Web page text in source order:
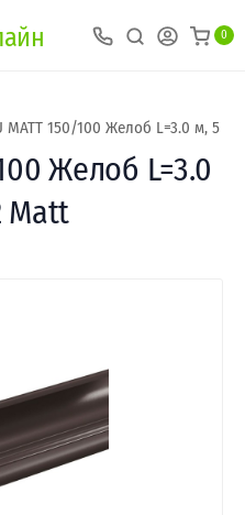
0
MATT 150/100 Желоб L=3.0 м, 5
Желоб L=3.0
Matt